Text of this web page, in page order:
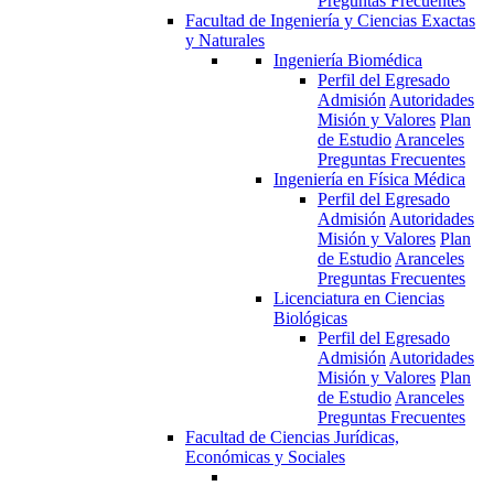
Facultad de Ingeniería y Ciencias Exactas
y Naturales
Ingeniería Biomédica
Perfil del Egresado
Admisión Autoridades
Misión y Valores Plan
de Estudio Aranceles
Preguntas Frecuentes
Ingeniería en Física Médica
Perfil del Egresado
Admisión Autoridades
Misión y Valores Plan
de Estudio Aranceles
Preguntas Frecuentes
Licenciatura en Ciencias
Biológicas
Perfil del Egresado
Admisión Autoridades
Misión y Valores Plan
de Estudio Aranceles
Preguntas Frecuentes
Facultad de Ciencias Jurídicas,
Económicas y Sociales